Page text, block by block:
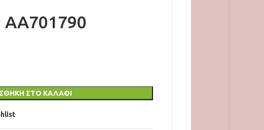
ΣΤΟ ΚΑΛΆΘΙ